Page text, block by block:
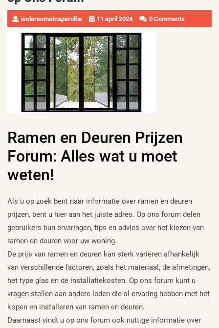
isolerenmetcaparolbe 11 april 2024 0 Comments
Ramen en Deuren Prijzen
Forum: Alles wat u moet
weten!
Als u op zoek bent naar informatie over ramen en deuren
prijzen, bent u hier aan het juiste adres. Op ons forum delen
gebruikers hun ervaringen, tips en advies over het kiezen van
ramen en deuren voor uw woning.
De prijs van ramen en deuren kan sterk variëren afhankelijk
van verschillende factoren, zoals het materiaal, de afmetingen,
het type glas en de installatiekosten. Op ons forum kunt u
vragen stellen aan andere leden die al ervaring hebben met het
kopen en installeren van ramen en deuren.
Daarnaast vindt u op ons forum ook nuttige informatie over